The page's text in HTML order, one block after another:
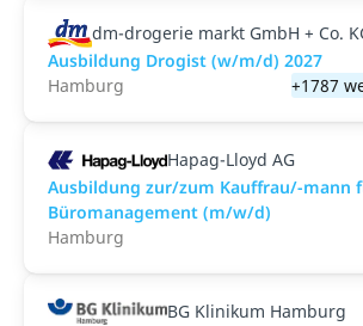
dm-drogerie markt GmbH + Co.
Ausbildung Drogist (w/m/d) 2027
Hamburg
+1787
Hapag-Lloyd AG
Ausbildung zur/zum Kauffrau/-mann
Büromanagement (m/w/d)
Hamburg
BG Klinikum Hamburg